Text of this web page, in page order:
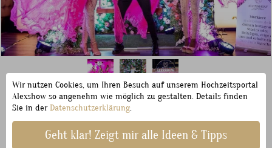
Wir stellen exklusiv für Brautpaare wunderschöne
Schaukeln auf, die perfekte Kulisse für
atemberaubende Hochzeitsfotos. Lassen Sie sich von
Wir nutzen Cookies, um Ihren Besuch auf unserem Hochzeitsportal
Alexshow so angenehm wie möglich zu gestalten. Details finden
Sie in derDatenschutzerklärung.
Geht klar! Zeigt mir alle Ideen & Tipps